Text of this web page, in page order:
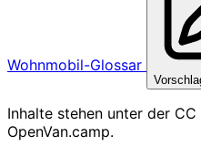
Wohnmobil-Glossar
Inhalte stehen unter der
OpenVan.camp.